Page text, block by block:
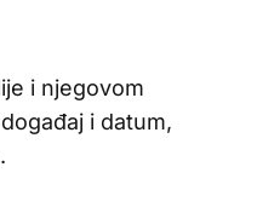
i njegovom
i datum,